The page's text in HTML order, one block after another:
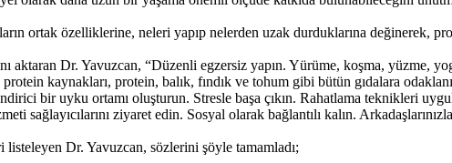
ortak özelliklerine, neleri yapıp nelerden uzak durduklarına değinerek,
aktaran Dr. Yavuzcan, “Düzenli egzersiz yapın. Yürüme, koşma, yüzme,
kaynakları, protein, balık, fındık ve tohum gibi bütün gıdalara
bir uyku ortamı oluşturun. Stresle başa çıkın. Rahatlama teknikleri
sağlayıcılarını ziyaret edin. Sosyal olarak bağlantılı kalın.
listeleyen Dr. Yavuzcan, sözlerini şöyle tamamladı;